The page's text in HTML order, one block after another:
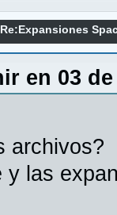
Re:Expansiones
en 03
archivos?
y las